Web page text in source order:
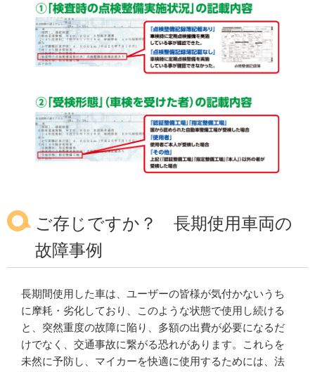
ご存じですか？ 長期使用車両の
故障事例
長期間使用した車は、ユーザーの皆様が気付かないうち
に摩耗・劣化しており、このような状態で使用し続ける
と、突然重度の故障に陥り、多額の出費が必要になるだ
けでなく、交通事故に繋がる恐れがあります。これらを
未然に予防し、マイカーを快適に使用するためには、法